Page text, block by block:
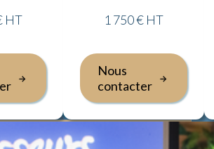
HT 1 750 € HT
Nous
contacter